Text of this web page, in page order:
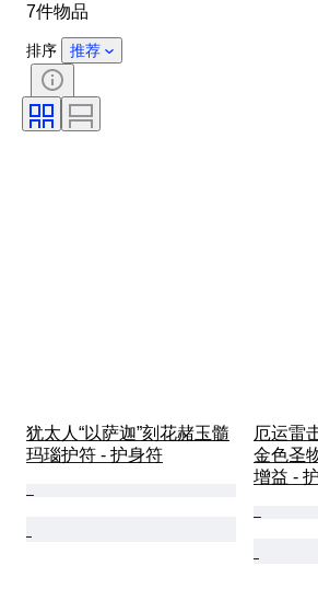
时代
7件物品
排序 推荐
犹太人“以萨迦”刻花赭玉髓
玛瑙护符 - 护身符
厄运雷
金色圣
增益 -